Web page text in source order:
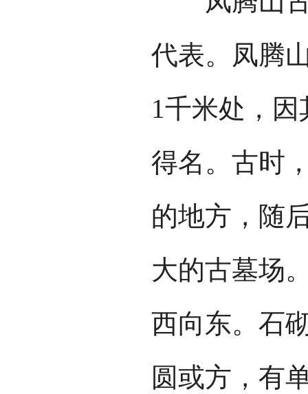
代表。凤腾
1千米处，
得名。古时
的地方，随
大的古墓场
西向东。石
圆或方，有